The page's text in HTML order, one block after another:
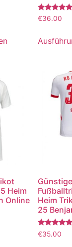
Bewertet
mit
von 5
€36.00
Heim
Online
Heim
25
Bewertet
mit
€35.00